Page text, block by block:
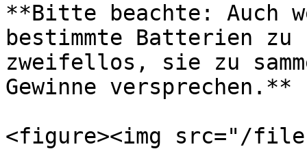
**Bitte beachte: Auch
bestimmte Batterien
zweifellos, sie zu
Gewinne versprechen.**
<figure><img src="/files/